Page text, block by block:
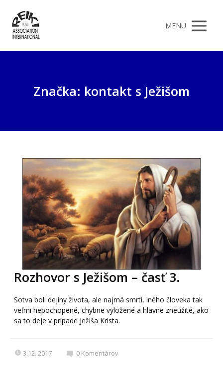
MENU
Značka: kontakt s Ježišom
Rozhovor s Ježišom – časť 3.
Sotva boli dejiny života, ale najmä smrti, iného človeka tak
veľmi nepochopené, chybne vyložené a hlavne zneužité, ako
sa to deje v prípade Ježiša Krista.
3.12. 2017 0 Komentárov